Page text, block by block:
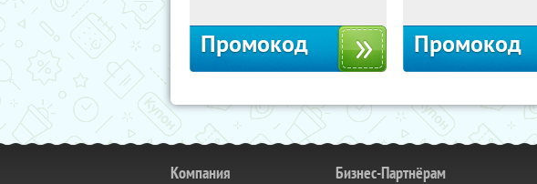
Промокод Промокод
Компания Бизнес-Партнёрам